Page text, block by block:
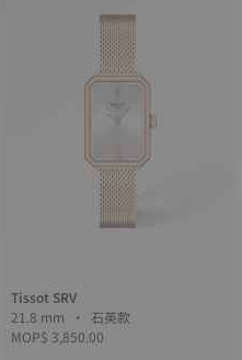
Tissot SRV
21.8 mm • 石英款
MOP$ 3,850.00